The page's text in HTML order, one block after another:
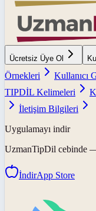
Ücretsiz Üye Ol
Örnekleri
Kullanıcı
TIPDİL Kelimeleri
İletişim Bilgileri
Uygulamayı indir
UzmanTipDil cebinde
İndirApp Store